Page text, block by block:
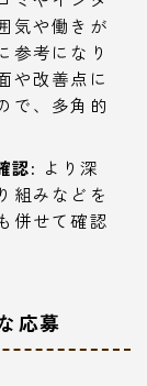
気や働きが
参考になり
や改善点に
で、多角的
認: より深
組みなどを
併せて確認
応募